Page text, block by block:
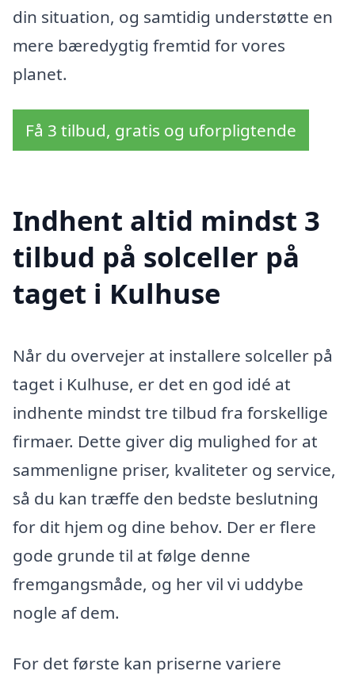
din situation, og samtidig understøtte en
mere bæredygtig fremtid for vores
planet.
Få 3 tilbud, gratis og uforpligtende
Indhent altid mindst 3
tilbud på solceller på
taget i Kulhuse
Når du overvejer at installere solceller på
taget i Kulhuse, er det en god idé at
indhente mindst tre tilbud fra forskellige
firmaer. Dette giver dig mulighed for at
sammenligne priser, kvaliteter og service,
så du kan træffe den bedste beslutning
for dit hjem og dine behov. Der er flere
gode grunde til at følge denne
fremgangsmåde, og her vil vi uddybe
nogle af dem.
For det første kan priserne variere